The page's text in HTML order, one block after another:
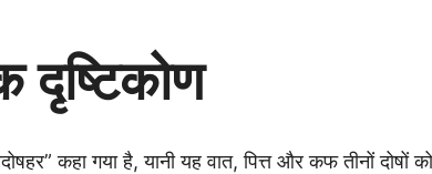
दृष्टिकोण
कहा गया है, यानी यह वात, पित्त और कफ तीनों